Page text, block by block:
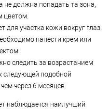
не должна попадать та зона,
цветом.
для участка кожи вокруг глаз.
нанести крем или
следить за возрастанием
следующей подобной
через 6 месяцев.
наблюдается наилучший